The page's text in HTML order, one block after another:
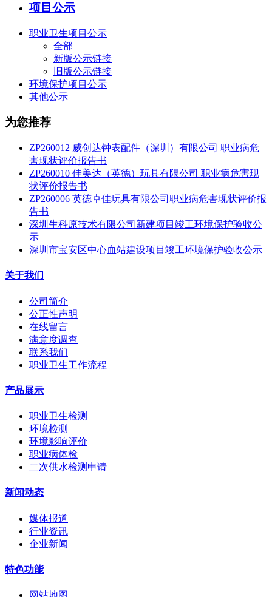
项目公示
职业卫生项目公示
全部
新版公示链接
旧版公示链接
环境保护项目公示
其他公示
为您推荐
ZP260012 威创达钟表配件（深圳）有限公司 职业病危
害现状评价报告书
ZP260010 佳美达（英德）玩具有限公司 职业病危害现
状评价报告书
ZP260006 英德卓佳玩具有限公司职业病危害现状评价报
告书
深圳生科原技术有限公司新建项目竣工环境保护验收公
示
深圳市宝安区中心血站建设项目竣工环境保护验收公示
关于我们
公司简介
公正性声明
在线留言
满意度调查
联系我们
职业卫生工作流程
产品展示
职业卫生检测
环境检测
环境影响评价
职业病体检
二次供水检测申请
新闻动态
媒体报道
行业资讯
企业新闻
特色功能